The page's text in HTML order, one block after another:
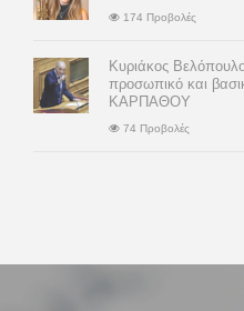
174 Προβολές
Κυριάκος
προσωπικό και
ΚΑΡΠΑΘΟΥ
74 Προβολές